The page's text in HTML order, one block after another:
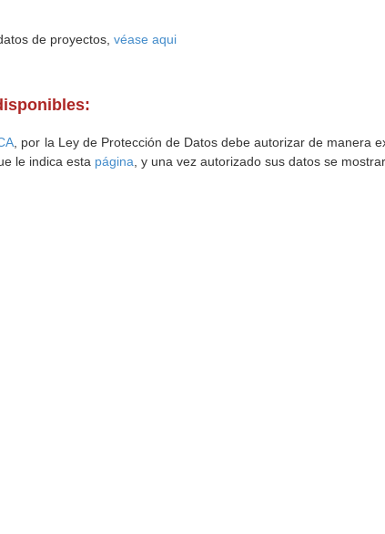
de proyectos,véase aqui
, por la Ley de Protección de Datos debe autorizar de
le indica esta página , y una vez autorizado sus datos se